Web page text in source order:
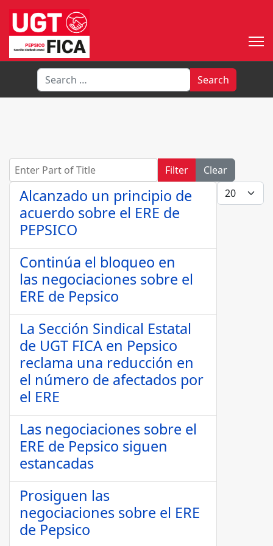
Search Search
Enter Part of Title Filter
Clear
Display #
Alcanzado un principio de
acuerdo sobre el ERE de
PEPSICO
Continúa el bloqueo en
las negociaciones sobre el
ERE de Pepsico
La Sección Sindical Estatal
de UGT FICA en Pepsico
reclama una reducción en
el número de afectados por
el ERE
Las negociaciones sobre el
ERE de Pepsico siguen
estancadas
Prosiguen las
negociaciones sobre el ERE
de Pepsico